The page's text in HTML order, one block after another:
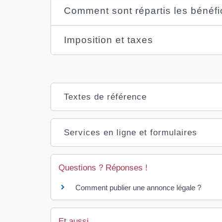
Comment sont répartis les
Imposition et taxes
Textes de référence
Services en ligne et formulaires
Questions ? Réponses !
Comment publier une annonce légale ?